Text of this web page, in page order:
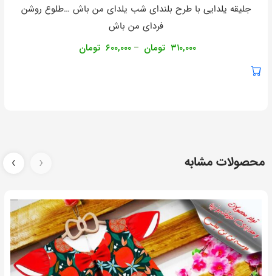
جلیقه یلدایی با طرح بلندای شب یلدای من باش …طلوع روشن
فردای من باش
۳۱۰,۰۰۰ تومان – ۶۰۰,۰۰۰ تومان
محصولات مشابه ‹
›